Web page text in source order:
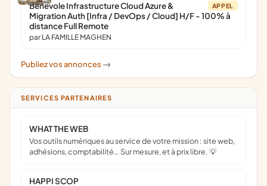
APPEL
Bénévole Infrastructure Cloud Azure &
Migration Auth [Infra / DevOps / Cloud] H/F - 100% à
distance Full Remote
par LA FAMILLE MAGHEN
Publiez vos annonces ->
SERVICES PARTENAIRES
WHAT THE WEB
Vos outils numériques au service de votre mission : site web,
adhésions, comptabilité… Sur mesure, et à prix libre. 💡
HAPPI SCOP